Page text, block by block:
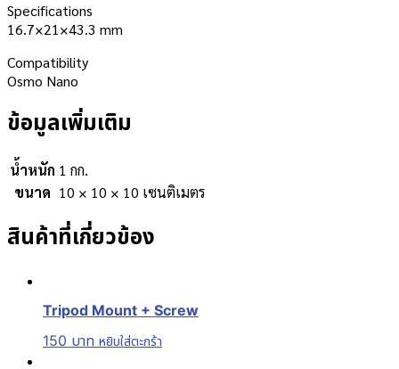
Specifications
16.7×21×43.3 mm
Compatibility
Osmo Nano
ข้อมูลเพิ่มเติม
น้ำหนัก 1 กก.
ขนาด 10 × 10 × 10 เซนติเมตร
สินค้าที่เกี่ยวข้อง
Tripod Mount + Screw
150 บาท หยิบใส่ตะกร้า